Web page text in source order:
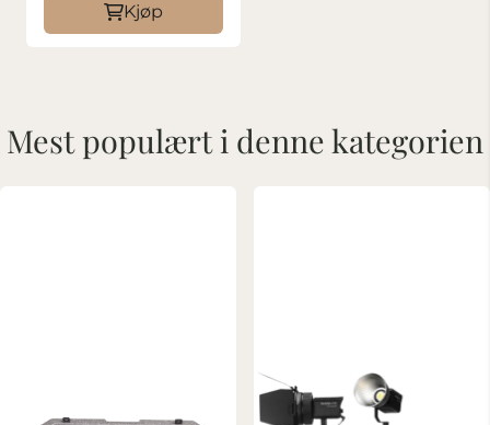
Kjøp
Mest populært i denne kategorien